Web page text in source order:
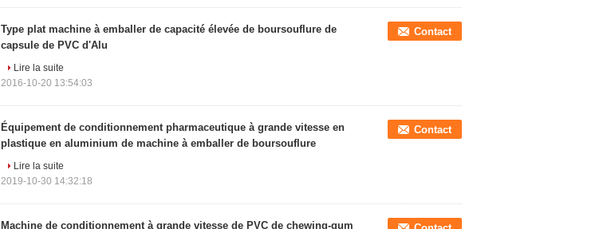
Type plat machine à emballer de capacité élevée de boursouflure de
capsule de PVC d'Alu
Contact
Lire la suite
2016-10-20 13:54:03
Équipement de conditionnement pharmaceutique à grande vitesse en
plastique en aluminium de machine à emballer de boursouflure
Contact
Lire la suite
2019-10-30 14:32:18
Machine de conditionnement à grande vitesse de PVC de chewing-gum